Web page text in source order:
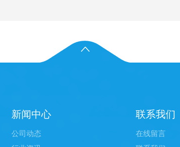
新闻中心
公司动态
联系我们
在线留言